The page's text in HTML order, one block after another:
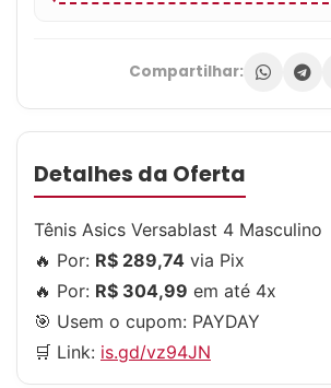
Compartilhar:
Detalhes da Oferta
Tênis Asics Versablast 4 Masculino
🔥 Por: R$ 289,74 via Pix
🔥 Por: R$ 304,99 em até 4x
🎯 Usem o cupom: PAYDAY
🛒 Link: is.gd/vz94JN